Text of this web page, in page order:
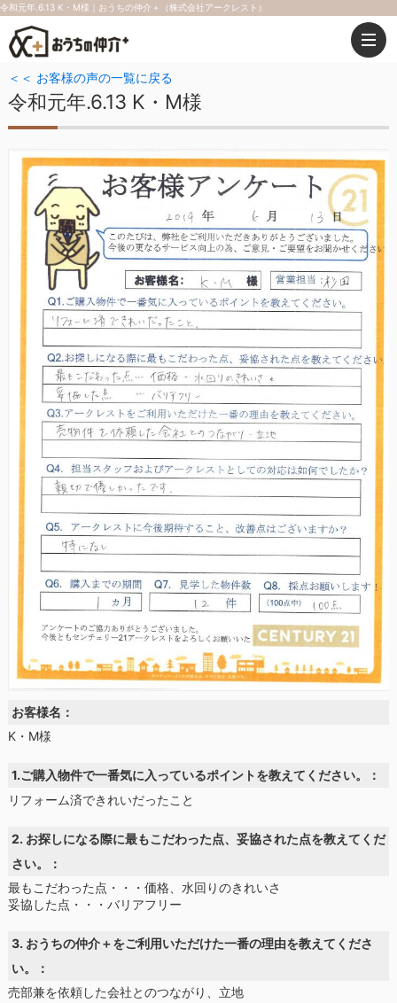
令和元年.6.13 K・M様｜おうちの仲介＋（株式会社アークレスト）
＜＜ お客様の声の一覧に戻る
令和元年.6.13 K・M様
お客様名：
K・M様
1.ご購入物件で一番気に入っているポイントを教えてください。：
リフォーム済できれいだったこと
2. お探しになる際に最もこだわった点、妥協された点を教えてくだ
さい。：
最もこだわった点・・・価格、水回りのきれいさ
妥協した点・・・バリアフリー
3. おうちの仲介＋をご利用いただけた一番の理由を教えてくださ
い。：
売部兼を依頼した会社とのつながり、立地